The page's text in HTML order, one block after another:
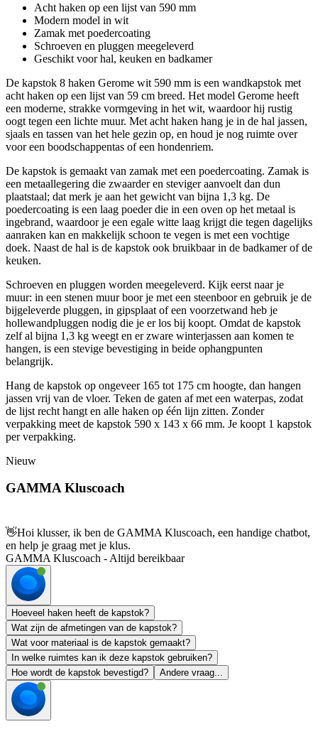
Acht haken op een lijst van 590 mm
Modern model in wit
Zamak met poedercoating
Schroeven en pluggen meegeleverd
Geschikt voor hal, keuken en badkamer
De kapstok 8 haken Gerome wit 590 mm is een wandkapstok met
acht haken op een lijst van 59 cm breed. Het model Gerome heeft
een moderne, strakke vormgeving in het wit, waardoor hij rustig
oogt tegen een lichte muur. Met acht haken hang je in de hal jassen,
sjaals en tassen van het hele gezin op, en houd je nog ruimte over
voor een boodschappentas of een hondenriem.
De kapstok is gemaakt van zamak met een poedercoating. Zamak is
een metaallegering die zwaarder en steviger aanvoelt dan dun
plaatstaal; dat merk je aan het gewicht van bijna 1,3 kg. De
poedercoating is een laag poeder die in een oven op het metaal is
ingebrand, waardoor je een egale witte laag krijgt die tegen dagelijks
aanraken kan en makkelijk schoon te vegen is met een vochtige
doek. Naast de hal is de kapstok ook bruikbaar in de badkamer of de
keuken.
Schroeven en pluggen worden meegeleverd. Kijk eerst naar je
muur: in een stenen muur boor je met een steenboor en gebruik je de
bijgeleverde pluggen, in gipsplaat of een voorzetwand heb je
hollewandpluggen nodig die je er los bij koopt. Omdat de kapstok
zelf al bijna 1,3 kg weegt en er zware winterjassen aan komen te
hangen, is een stevige bevestiging in beide ophangpunten
belangrijk.
Hang de kapstok op ongeveer 165 tot 175 cm hoogte, dan hangen
jassen vrij van de vloer. Teken de gaten af met een waterpas, zodat
de lijst recht hangt en alle haken op één lijn zitten. Zonder
verpakking meet de kapstok 590 x 143 x 66 mm. Je koopt 1 kapstok
per verpakking.
Nieuw
GAMMA Kluscoach
👋Hoi klusser, ik ben de GAMMA Kluscoach, een handige chatbot,
en help je graag met je klus.
GAMMA Kluscoach - Altijd bereikbaar
Hoeveel haken heeft de kapstok?
Wat zijn de afmetingen van de kapstok?
Wat voor materiaal is de kapstok gemaakt?
In welke ruimtes kan ik deze kapstok gebruiken?
Hoe wordt de kapstok bevestigd?
Andere vraag...